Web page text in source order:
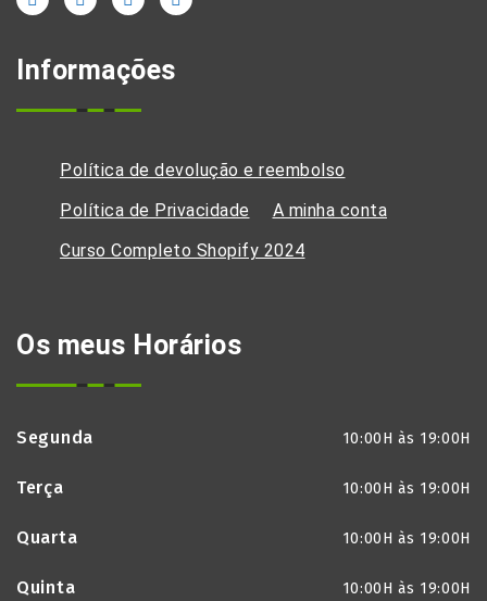
Informações
Política de devolução e reembolso
Política de Privacidade
A minha conta
Curso Completo Shopify 2024
Os meus Horários
Segunda 10:00H às 19:00H
Terça 10:00H às 19:00H
Quarta 10:00H às 19:00H
Quinta 10:00H às 19:00H